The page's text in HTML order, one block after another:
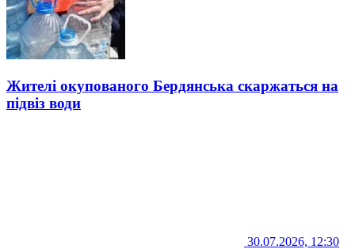
Жителі окупованого Бердянська скаржаться на
підвіз води
30.07.2026, 12:30